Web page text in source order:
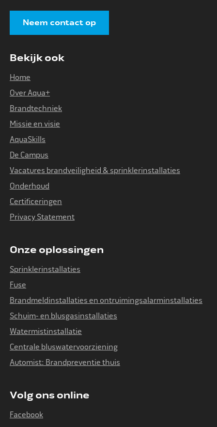
Neem contact op
Bekijk ook
Home
Over Aqua+
Brandtechniek
Missie en visie
AquaSkills
De Campus
Vacatures brandveiligheid & sprinklerinstallaties
Onderhoud
Certificeringen
Privacy Statement
Onze oplossingen
Sprinklerinstallaties
Fuse
Brandmeldinstallaties en ontruimingsalarminstallaties
Schuim- en blusgasinstallaties
Watermistinstallatie
Centrale bluswatervoorziening
Automist: Brandpreventie thuis
Volg ons online
Facebook